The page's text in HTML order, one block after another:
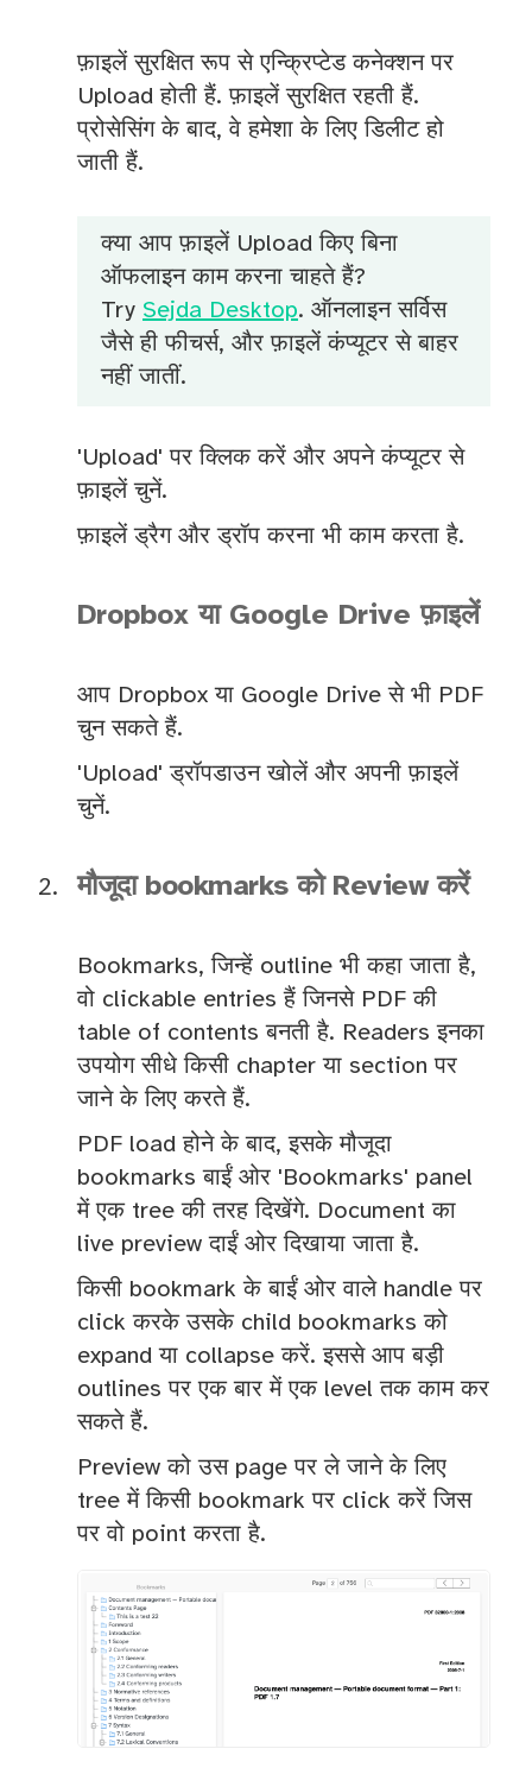
फ़ाइलें सुरक्षित रूप से एन्क्रिप्टेड कनेक्शन पर
Upload होती हैं. फ़ाइलें सुरक्षित रहती हैं.
प्रोसेसिंग के बाद, वे हमेशा के लिए डिलीट हो
जाती हैं.
क्या आप फ़ाइलें Upload किए बिना
ऑफलाइन काम करना चाहते हैं?
Try Sejda Desktop. ऑनलाइन सर्विस
जैसे ही फीचर्स, और फ़ाइलें कंप्यूटर से बाहर
नहीं जातीं.
'Upload' पर क्लिक करें और अपने कंप्यूटर से
फ़ाइलें चुनें.
फ़ाइलें ड्रैग और ड्रॉप करना भी काम करता है.
Dropbox या Google Drive फ़ाइलें
आप Dropbox या Google Drive से भी PDF
चुन सकते हैं.
'Upload' ड्रॉपडाउन खोलें और अपनी फ़ाइलें
चुनें.
मौजूदा bookmarks को Review करें
Bookmarks, जिन्हें outline भी कहा जाता है,
वो clickable entries हैं जिनसे PDF की
table of contents बनती है. Readers इनका
उपयोग सीधे किसी chapter या section पर
जाने के लिए करते हैं.
PDF load होने के बाद, इसके मौजूदा
bookmarks बाईं ओर 'Bookmarks' panel
में एक tree की तरह दिखेंगे. Document का
live preview दाईं ओर दिखाया जाता है.
किसी bookmark के बाईं ओर वाले handle पर
click करके उसके child bookmarks को
expand या collapse करें. इससे आप बड़ी
outlines पर एक बार में एक level तक काम कर
सकते हैं.
Preview को उस page पर ले जाने के लिए
tree में किसी bookmark पर click करें जिस
पर वो point करता है.